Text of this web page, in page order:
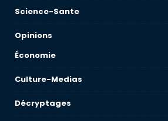
Science-Sante
Opinions
Économie
Culture-Medias
Décryptages